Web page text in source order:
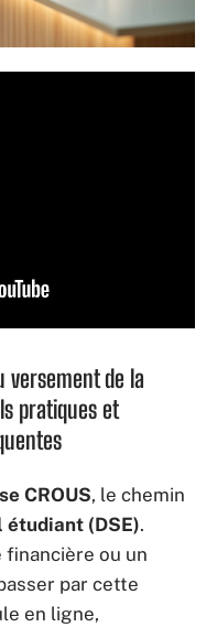
versement de la
pratiques et
CROUS, le chemin
étudiant (DSE).
financière ou un
par cette
en ligne,